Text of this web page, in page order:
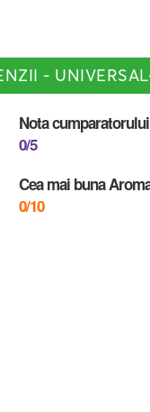
-
Nota cumparatorului
0/5
Cea mai buna
0/10